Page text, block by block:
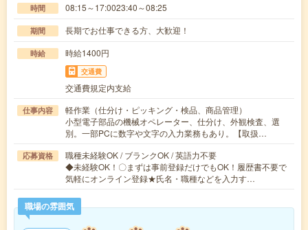
時間 08:15～17:0023:40～08:25
期間 長期でお仕事できる方、大歓迎！
時給 時給1400円
交通費
交通費規定内支給
仕事内容
軽作業（仕分け・ピッキング・検品、商品管理）
小型電子部品の機械オペレーター、仕分け、外観検査、選
別。一部PCに数字や文字の入力業務もあり。【取扱…
応募資格
職種未経験OK / ブランクOK / 英語力不要
◆未経験OK！〇まずは事前登録だけでもOK！履歴書不要で
気軽にオンライン登録★氏名・職種などを入力す…
職場の雰囲気